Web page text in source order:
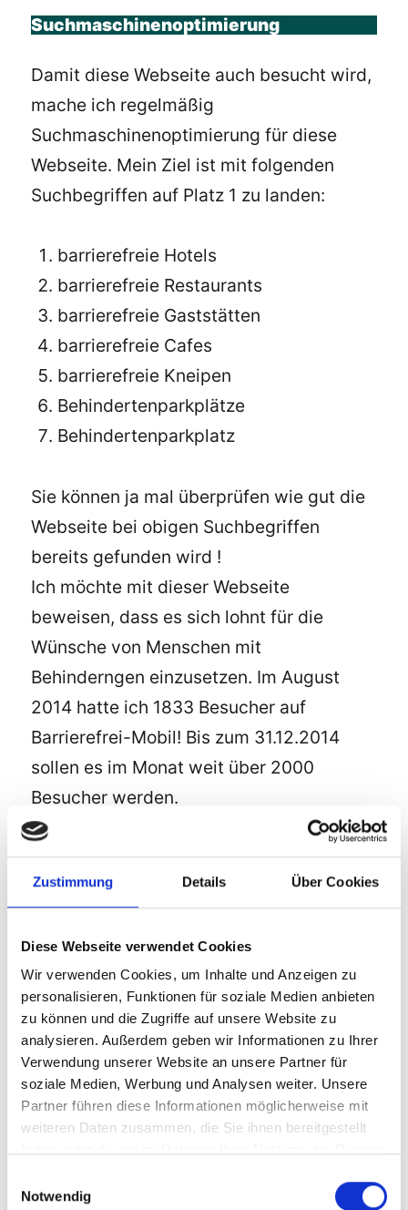
Zustimmung Details Über Cookies
Diese Webseite verwendet Cookies
Wir verwenden Cookies, um Inhalte und Anzeigen zu
personalisieren, Funktionen für soziale Medien anbieten
zu können und die Zugriffe auf unsere Website zu
analysieren. Außerdem geben wir Informationen zu Ihrer
Verwendung unserer Website an unsere Partner für
soziale Medien, Werbung und Analysen weiter. Unsere
Partner führen diese Informationen möglicherweise mit
weiteren Daten zusammen, die Sie ihnen bereitgestellt
Notwendig
Suchmaschinenoptimierung
Damit diese Webseite auch besucht wird,
mache ich regelmäßig
Suchmaschinenoptimierung für diese
Webseite. Mein Ziel ist mit folgenden
Suchbegriffen auf Platz 1 zu landen:
barrierefreie Hotels
barrierefreie Restaurants
barrierefreie Gaststätten
barrierefreie Cafes
barrierefreie Kneipen
Behindertenparkplätze
Behindertenparkplatz
Sie können ja mal überprüfen wie gut die
Webseite bei obigen Suchbegriffen
bereits gefunden wird !
Ich möchte mit dieser Webseite
beweisen, dass es sich lohnt für die
Wünsche von Menschen mit
Behinderngen einzusetzen. Im August
2014 hatte ich 1833 Besucher auf
Barrierefrei-Mobil! Bis zum 31.12.2014
sollen es im Monat weit über 2000
Besucher werden.
Vision in Sachen Anzahl der Adressen
barrierefreien Hotels, Gaststätten,
Restaurants, Cafes und
Behindertenparkplätze eingetragen. Bis
Jahresende möchte ich die 1000er Marke
deutlichüberschritten haben!
Gesamtvision für die Webseite